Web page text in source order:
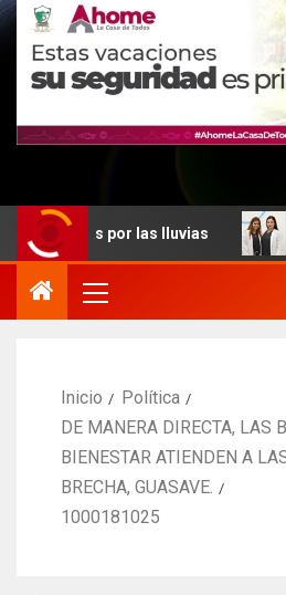
por las lluvias
Inicio
Política
DE MANERA DIRECTA, LAS
BIENESTAR ATIENDEN A
BRECHA, GUASAVE.
1000181025